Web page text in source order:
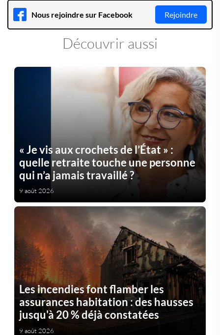
Nous rejoindre sur Facebook Rejoindre
Découvrir aussi
« Je vis aux crochets de l’État » :
quelle retraite touche une personne
qui n’a jamais travaillé ?
9 août 2026
Les incendies font flamber les
assurances habitation : des hausses
jusqu'à 20 % déjà constatées
9 août 2026